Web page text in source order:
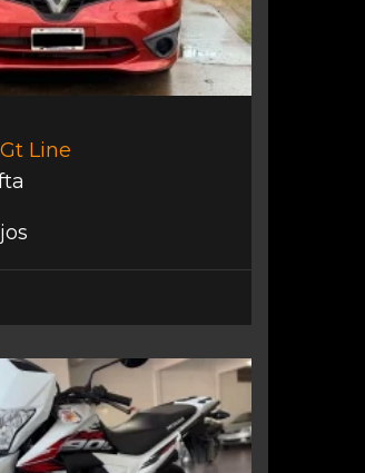
Line